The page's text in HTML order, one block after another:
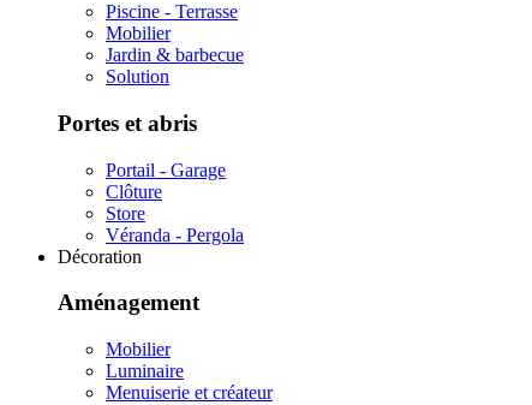
Piscine - Terrasse
Mobilier
Jardin & barbecue
Solution
Portes et abris
Portail - Garage
Clôture
Store
Véranda - Pergola
Décoration
Aménagement
Mobilier
Luminaire
Menuiserie et créateur